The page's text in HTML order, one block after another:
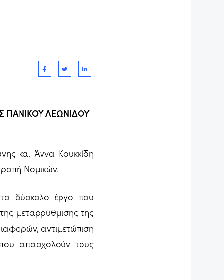
ΛΕΩΝΙΔΟΥ
κα. Άννα Κουκκίδη
Νομικών.
δύσκολο έργο που
μεταρρύθμισης της
αντιμετώπιση
απασχολούν τους